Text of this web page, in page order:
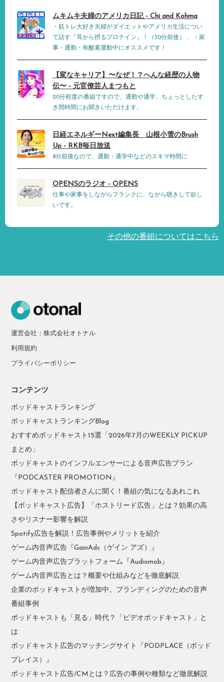
ムキムキ夫婦のアメリカ日記 - Chi and Kohma
・筋トレ大好き夫婦がダイエットやアメリカ生活につい
て話す「耳から摂るプロテイン」！（30分前後）． ・家
事・通勤・有酸素運動中にオススメです！
【変なキャリア】〜なぜ！？へんな経歴の人物
伝〜 - 元官僚芸人まつもと
20分程度の番組ですので、通勤や通学、ちょっとしたす
き間時間にお聞きいただけます。
日経エネルギーNext編集長 山根小雪のBrush
Up - RKB毎日放送
8分前後なので、通勤・通学中などのスキマ時間に
OPENSのラジオ - OPENS
仕事や家事をしながらフランクに、ながら聴きして欲し
いです。
その他の番組についてはこちら
運営会社：株式会社オトナル
利用規約
プライバシーポリシー
コンテンツ
ポッドキャストランキング
ポッドキャストランキングBlog
おすすめポッドキャスト15選「2026年7月のWEEKLY PICKUP
まとめ」
ポッドキャストのインフルエンサーによる音声広告プラン
『PODCASTER PROMOTION』
ポッドキャスト配信者さんに聞く！番組の気になるあれこれ
【ポッドキャスト広告】「ホストリード広告」とは？効果の高
さやリスナー影響を解説
Spotify広告を解説！広告事例やメリットを紹介
ゲーム内音声広告『GainAds（ゲイン アズ）』
ゲーム内音声広告プラットフォーム『Audiomob』
ゲーム内音声広告とは？概要や仕組みなどを徹底解説
企業のポッドキャストが増加中。ブランディングのための音声
番組事例
ポッドキャストも「見る」時代？「ビデオポッドキャスト」と
は
ポッドキャスト広告のマッチングサイト『PODPLACE（ポッド
プレイス）』
ポッドキャスト広告/CMとは？広告の事例や種類など徹底解説